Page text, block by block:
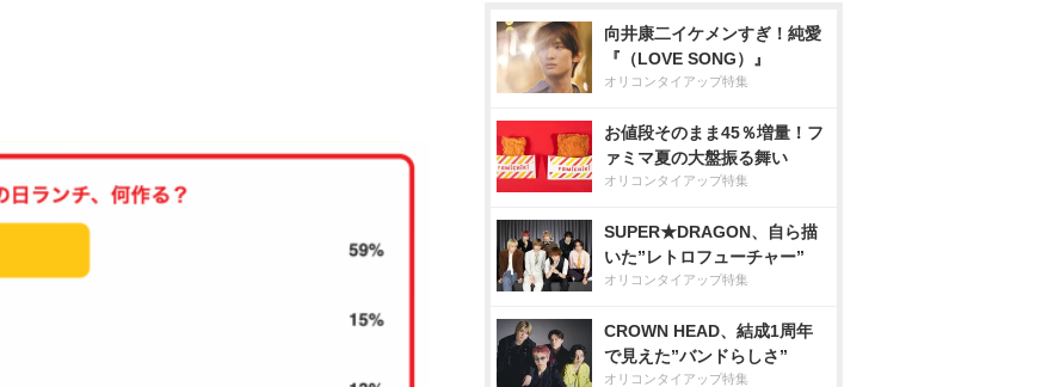
向井康二イケメンすぎ！純愛
『（LOVE SONG）』
オリコンタイアップ特集
お値段そのまま45％増量！フ
ァミマ夏の大盤振る舞い
オリコンタイアップ特集
SUPER★DRAGON、自ら描
いた”レトロフューチャー”
オリコンタイアップ特集
CROWN HEAD、結成1周年
で見えた”バンドらしさ”
オリコンタイアップ特集